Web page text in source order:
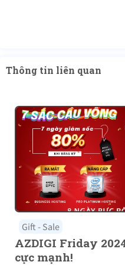
Thông tin liên quan
Gift - Sale
AZDIGI Friday
cực mạnh!